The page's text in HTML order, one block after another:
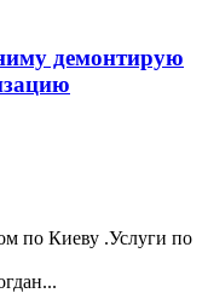
демонтирую
по Киеву .Услуги по